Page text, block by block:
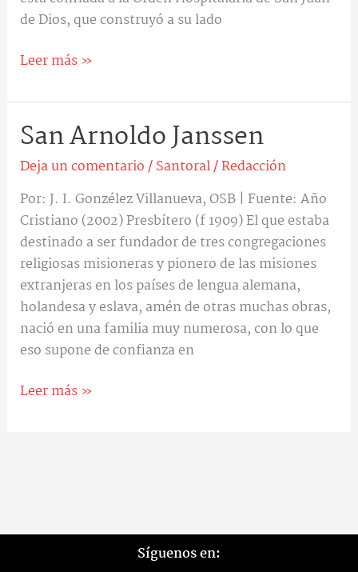
de Dios, que construyó a su lado
Leer más »
San Arnoldo Janssen
Deja un comentario/Santoral/Redacción
Por: J. I. Gonzélez Villanueva, OSB | Fuente: Año
Cristiano (2002) Presbítero (f 1909) El que estaba
destinado a ser fundador de tres congregaciones
religiosas misioneras y pionero de las misiones
extranjeras en los países de lengua alemana,
holandesa y eslava, amén de otras muchas obras,
nació en una familia muy numerosa, con lo que
eso supone de confianza en
San
Janssen
Leer más »
Síguenos en: